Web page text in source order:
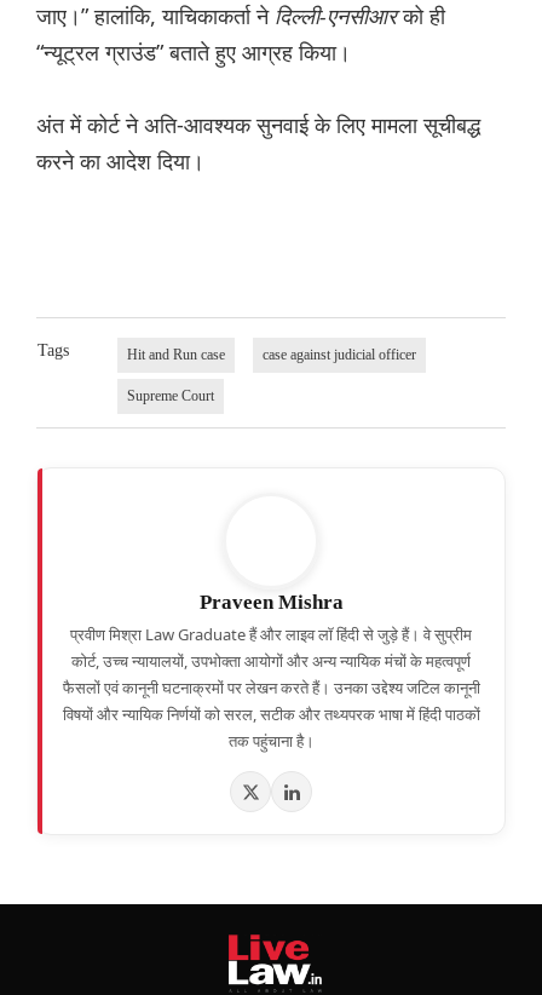
जाए।” हालांकि, याचिकाकर्ता ने दिल्ली-एनसीआरको ही
“न्यूट्रल ग्राउंड” बताते हुए आग्रह किया।
अंत में कोर्ट ने अति-आवश्यक सुनवाई के लिए मामला सूचीबद्ध
करने का आदेश दिया।
Tags Hit and Run case case against judicial officer
Supreme Court
Praveen Mishra
प्रवीण मिश्रा Law Graduate हैं और लाइव लॉ हिंदी से जुड़े हैं। वे सुप्रीम
कोर्ट, उच्च न्यायालयों, उपभोक्ता आयोगों और अन्य न्यायिक मंचों के महत्वपूर्ण
फैसलों एवं कानूनी घटनाक्रमों पर लेखन करते हैं। उनका उद्देश्य जटिल कानूनी
विषयों और न्यायिक निर्णयों को सरल, सटीक और तथ्यपरक भाषा में हिंदी पाठकों
तक पहुंचाना है।